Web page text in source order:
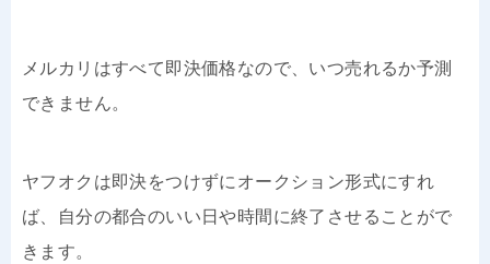
メルカリはすべて即決価格なので、いつ売れるか予測
できません。
ヤフオクは即決をつけずにオークション形式にすれ
ば、自分の都合のいい日や時間に終了させることがで
きます。